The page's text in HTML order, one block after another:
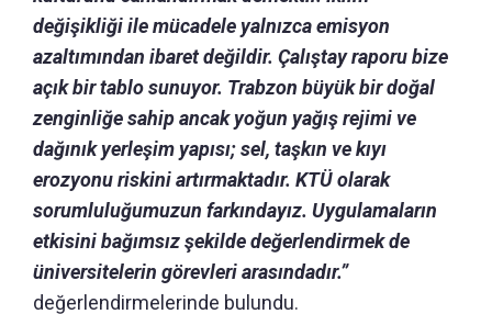
değişikliği ile mücadele yalnızca emisyon
azaltımından ibaret değildir. Çalıştay raporu bize
açık bir tablo sunuyor. Trabzon büyük bir doğal
zenginliğe sahip ancak yoğun yağış rejimi ve
dağınık yerleşim yapısı; sel, taşkın ve kıyı
erozyonu riskini artırmaktadır. KTÜ olarak
sorumluluğumuzun farkındayız. Uygulamaların
etkisini bağımsız şekilde değerlendirmek de
üniversitelerin görevleri arasındadır.”
değerlendirmelerinde bulundu.